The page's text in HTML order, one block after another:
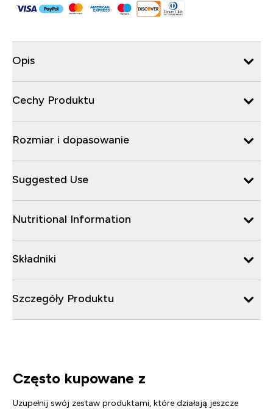
Opis
Cechy Produktu
Rozmiar i dopasowanie
Suggested Use
Nutritional Information
Składniki
Szczegóły Produktu
Często kupowane z
Uzupełnij swój zestaw produktami, które działają jeszcze